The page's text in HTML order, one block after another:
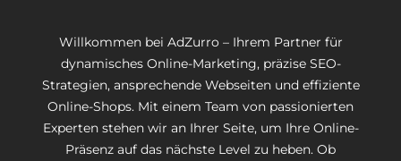
Willkommen bei AdZurro – Ihrem Partner für
dynamisches Online-Marketing, präzise SEO-
Strategien, ansprechende Webseiten und effiziente
Online-Shops. Mit einem Team von passionierten
Experten stehen wir an Ihrer Seite, um Ihre Online-
Präsenz auf das nächste Level zu heben. Ob